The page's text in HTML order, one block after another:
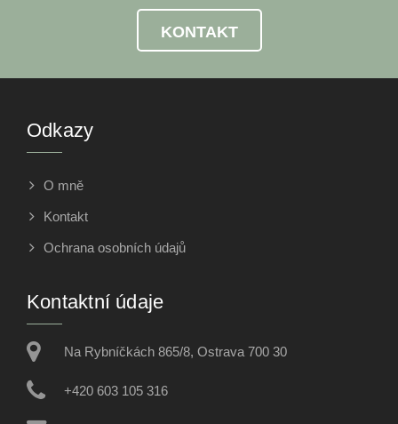
KONTAKT
Odkazy
O mně
Kontakt
Ochrana osobních údajů
Kontaktní údaje
Na Rybníčkách 865/8, Ostrava 700 30
+420 603 105 316